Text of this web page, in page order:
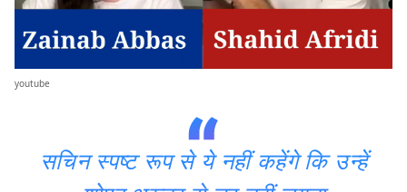
youtube
सचिन स्पष्ट रूप से ये नहीं कहेंगे कि उन्हें